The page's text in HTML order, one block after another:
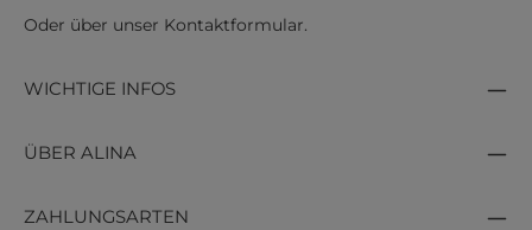
Oder über unser Kontaktformular.
WICHTIGE INFOS
ÜBER ALINA
ZAHLUNGSARTEN